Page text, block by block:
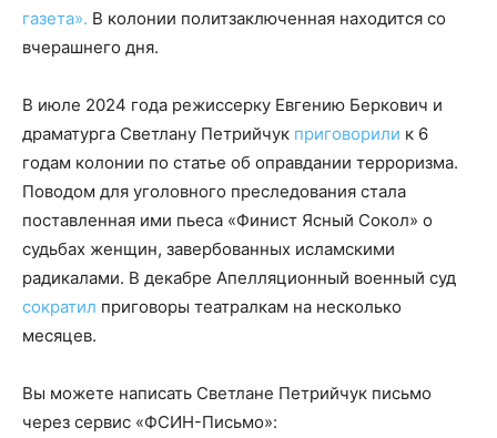
газета». В колонии политзаключенная находится со
вчерашнего дня.
В июле 2024 года режиссерку Евгению Беркович и
драматурга Светлану Петрийчук приговорили к 6
годам колонии по статье об оправдании терроризма.
Поводом для уголовного преследования стала
поставленная ими пьеса «Финист Ясный Сокол» о
судьбах женщин, завербованных исламскими
радикалами. В декабре Апелляционный военный суд
сократил приговоры театралкам на несколько
месяцев.
Вы можете написать Светлане Петрийчук письмо
через сервис «ФСИН-Письмо»: